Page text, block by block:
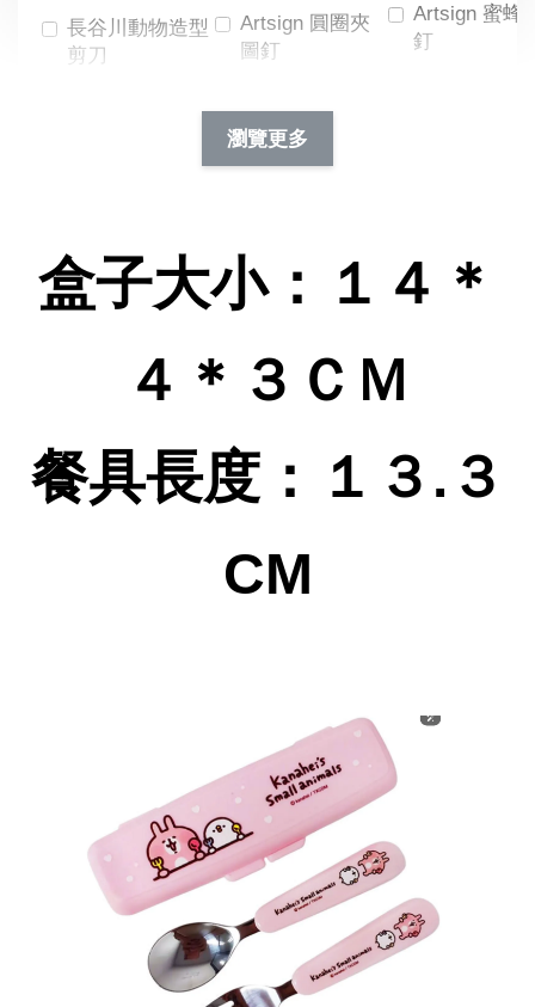
長谷川動物造型
剪刀
Artsign 圓圈夾
圖釘
NT$ 19.00
NT$ 66.00
Artsign 蜜蜂
釘
瀏覽更多
盒子大小：１４＊
４＊３ＣＭ
餐具長度：１３.３
CM